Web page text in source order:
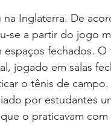
Inglaterra. De
se a partir do jogo
fechados. O
jogado em salas
o tênis de
por estudantes
o praticavam